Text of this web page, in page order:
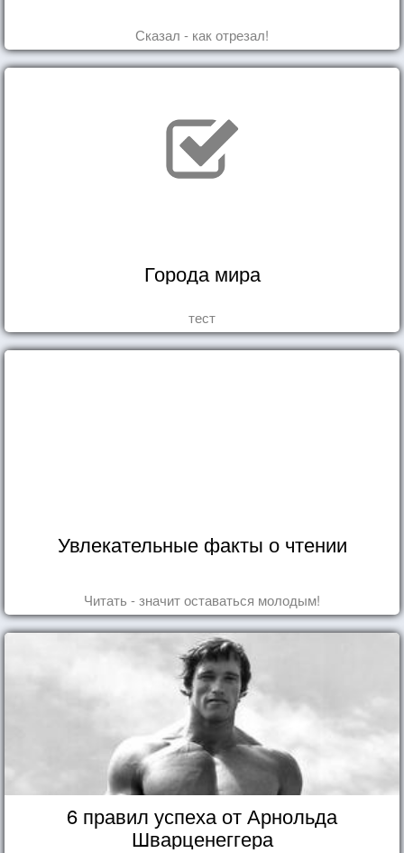
Сказал - как отрезал!
Города мира
тест
Увлекательные факты о чтении
Читать - значит оставаться молодым!
6 правил успеха от Арнольда
Шварценеггера